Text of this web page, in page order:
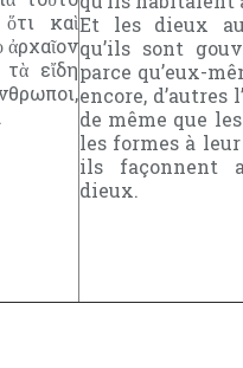
καὶ
ἀρχαῖον
εἴδη
Et les dieux
qu’ils sont
parce qu’eux-
encore, d’autres
de même que
les formes à
ils façonnent
dieux.